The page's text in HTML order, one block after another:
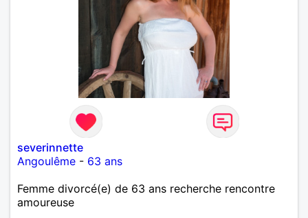
severinnette
Angoulême - 63 ans
Femme divorcé(e) de 63 ans recherche rencontre
amoureuse